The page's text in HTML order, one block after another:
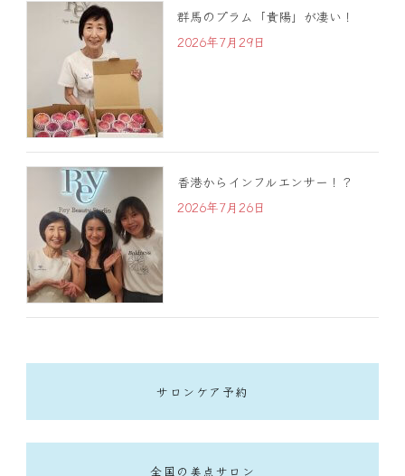
群馬のプラム「貴陽」が凄い！
2026年7月29日
香港からインフルエンサー！？
2026年7月26日
サロンケア予約
全国の美点サロン